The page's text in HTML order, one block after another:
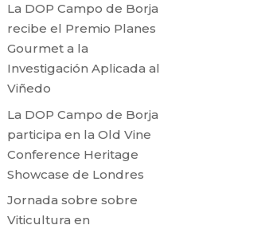
La DOP Campo de Borja
recibe el Premio Planes
Gourmet a la
Investigación Aplicada al
Viñedo
La DOP Campo de Borja
participa en la Old Vine
Conference Heritage
Showcase de Londres
Jornada sobre sobre
Viticultura en